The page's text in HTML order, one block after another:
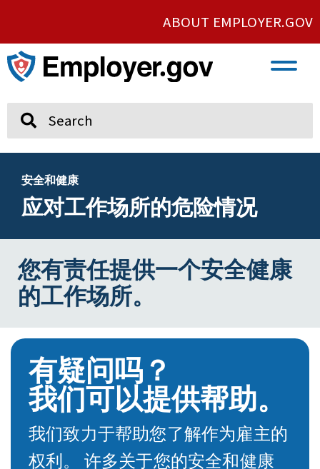
ABOUT EMPLOYER.GOV
安全和健康
应对工作场所的危险情况
您有责任提供一个安全健康
的工作场所。
有疑问吗？
我们可以提供帮助。
我们致力于帮助您了解作为雇主的
权利。 许多关于您的安全和健康